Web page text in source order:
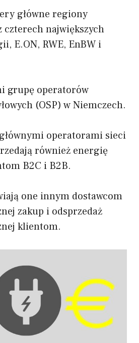
główne regiony
czterech największych
E.ON, RWE, EnBW i
grupę operatorów
(OSP) w Niemczech.
operatorami sieci
również energię
B2C i B2B.
one innym dostawcom
zakup i odsprzedaż
klientom.